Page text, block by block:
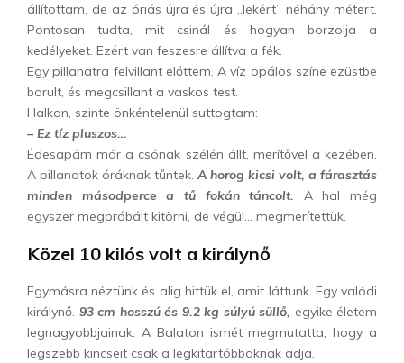
állítottam, de az óriás újra és újra „lekért” néhány métert.
Pontosan tudta, mit csinál és hogyan borzolja a
kedélyeket. Ezért van feszesre állítva a fék.
Egy pillanatra felvillant előttem. A víz opálos színe ezüstbe
borult, és megcsillant a vaskos test.
Halkan, szinte önkéntelenül suttogtam:
– Ez tíz pluszos…
Édesapám már a csónak szélén állt, merítővel a kezében.
A pillanatok óráknak tűntek. A horog kicsi volt, a fárasztás
minden másodperce a tű fokán táncolt.
A hal még
egyszer megpróbált kitörni, de végül… megmerítettük.
Közel 10 kilós volt a királynő
Egymásra néztünk és alig hittük el, amit láttunk. Egy valódi
királynő. 93 cm hosszú és 9.2 kg súlyú süllő, egyike életem
legnagyobbjainak. A Balaton ismét megmutatta, hogy a
legszebb kincseit csak a legkitartóbbaknak adja.